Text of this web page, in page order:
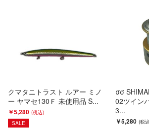
クマタニトラスト ルアー ミノ
ー ヤマセ130Ｆ 未使用品 S...
￥5,280
SALE
σσ
02ツイン
3...
￥5,280